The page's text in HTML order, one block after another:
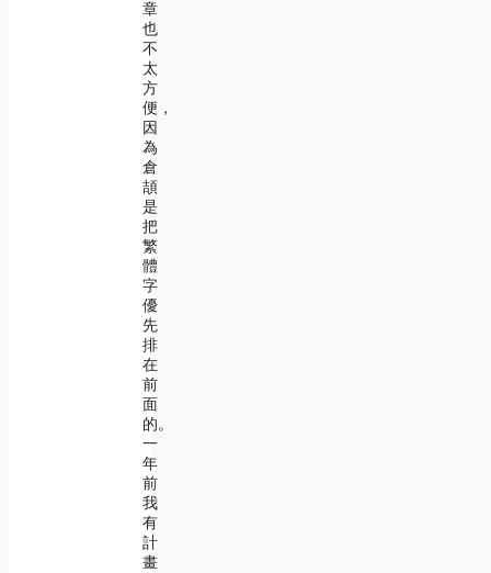
章
也
不
太
方
便，
因
為
倉
頡
是
把
繁
體
字
優
先
排
在
前
面
的。
一
年
前
我
有
計
畫